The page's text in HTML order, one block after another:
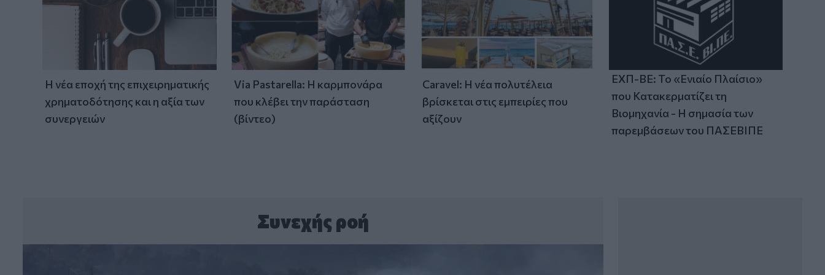
Η νέα εποχή της επιχειρηματικής
χρηματοδότησης και η αξία των
συνεργειών
Via Pastarella: Η καρμπονάρα
που κλέβει την παράσταση
(βίντεο)
Caravel: Η νέα πολυτέλεια
βρίσκεται στις εμπειρίες που
αξίζουν
ΕΧΠ-ΒΕ: Το «Ενιαίο Πλαίσιο»
που Κατακερματίζει τη
Βιομηχανία - Η σημασία των
παρεμβάσεων του ΠΑΣΕΒΙΠΕ
Συνεχής ροή